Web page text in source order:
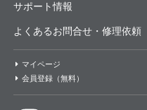
サポート情報
よくあるお問合せ・修理依頼
マイページ
会員登録（無料）